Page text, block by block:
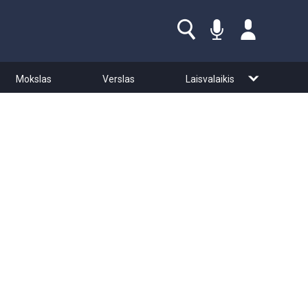
Mokslas Verslas Laisvalaikis